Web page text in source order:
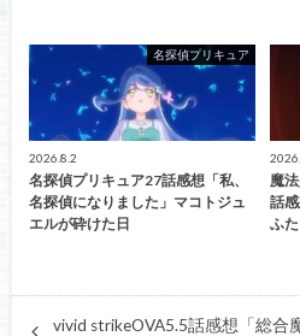
名探偵プリキュア
2026.8.2
名探偵プリキュア27話感想「私、
名探偵になりました」マコトジュ
エルが砕けた日
魔
話
ふ
vivid strikeOVA5.5話感想「総合